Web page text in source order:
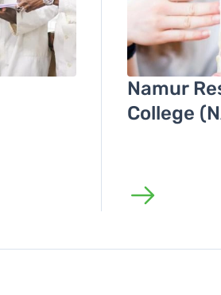
Namur
College